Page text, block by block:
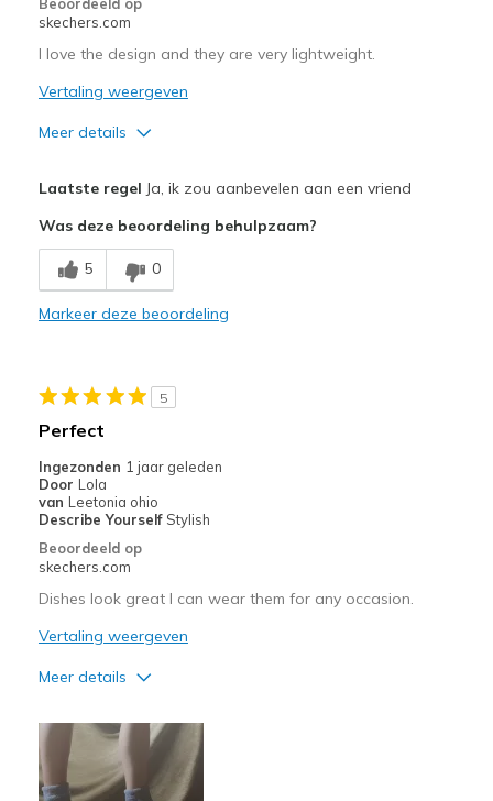
skechers.com
I love the design and they are very lightweight.
Vertaling weergeven
Meer details
Comfortable
Lightweight
View On Shoes
I'm Into Shoes
Laatste regel Ja, ik zou aanbevelen aan een vriend
Was deze beoordeling behulpzaam?
5 0
Markeer deze beoordeling
5
Perfect
Ingezonden 1 jaar geleden
Door Lola
van Leetonia ohio
Describe Yourself Stylish
Beoordeeld op
skechers.com
Dishes look great I can wear them for any occasion.
Vertaling weergeven
Meer details
Attractive Design
Comfortable